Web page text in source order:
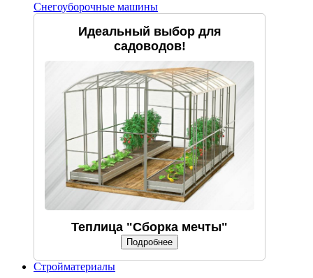
Снегоуборочные машины
Идеальный выбор для
садоводов!
Теплица "Сборка мечты"
Подробнее
Стройматериалы